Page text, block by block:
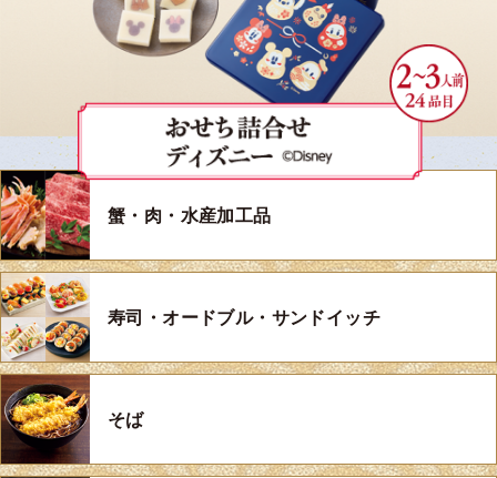
蟹・肉・水産加工品
寿司・オードブル・サンドイッチ
そば